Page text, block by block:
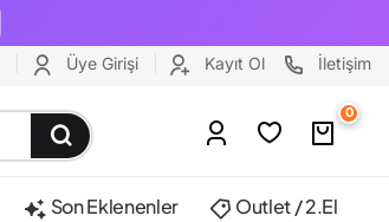
Üye Girişi Kayıt Ol İletişim
0
Son Eklenenler Outlet / 2.El